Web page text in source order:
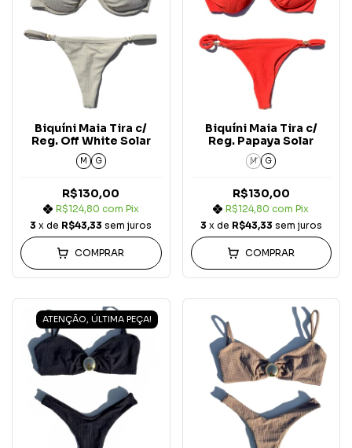
Biquíni Maia Tira c/
Reg. Off White Solar
M G
R$130,00
R$124,80 com Pix
3 x de R$43,33 sem juros
COMPRAR
Biquíni Maia Tira c/
Reg. Papaya Solar
M G
R$130,00
R$124,80com Pix
3 x de R$43,33 sem juros
COMPRAR
ATENÇÃO, ÚLTIMA PEÇA!